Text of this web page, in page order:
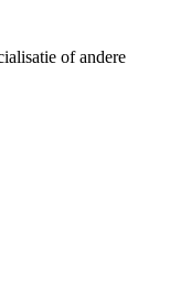
of andere